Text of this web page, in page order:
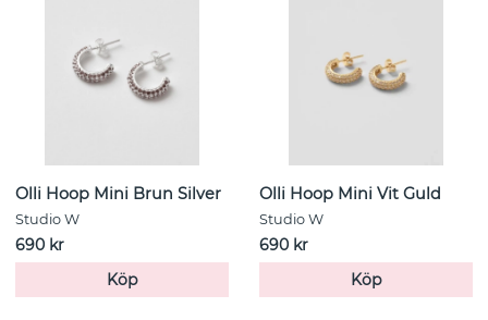
Olli Hoop Mini Brun Silver
Studio W
690 kr
Köp
Olli Hoop Mini Vit Guld
Studio W
690 kr
Köp